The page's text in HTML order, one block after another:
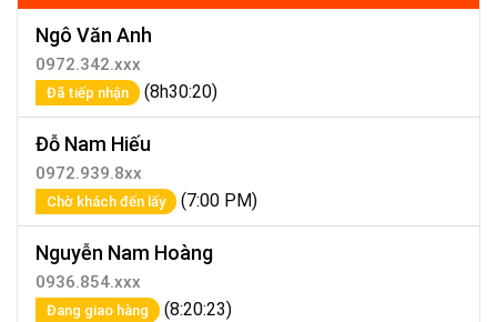
Ngô Văn Anh
0972.342.xxx
Đã tiếp nhận (8h30:20)
Đỗ Nam Hiếu
0972.939.8xx
Chờ khách đến lấy (7:00 PM)
Nguyễn Nam Hoàng
0936.854.xxx
Đang giao hàng (8:20:23)